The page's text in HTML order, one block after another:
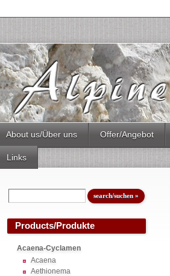
About us/Über uns Offer/Angebot
Links
Products/Produkte
Acaena-Cyclamen
Acaena
Aethionema